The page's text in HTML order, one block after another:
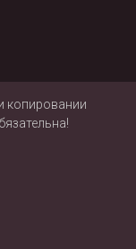
копировании